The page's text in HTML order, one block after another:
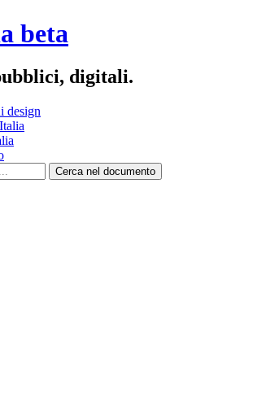
beta
digitali.
design
Cerca nel documento